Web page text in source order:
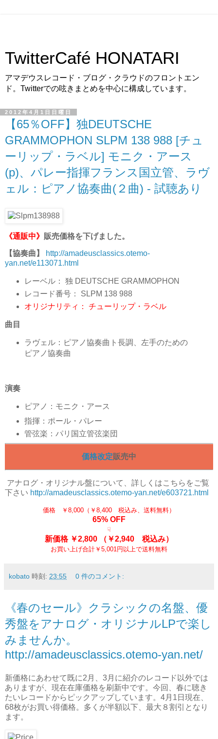
TwitterCafé HONATARI
アマデウスレコード・ブログ・クラウドのフロントエン
ド。Twitterでの呟きまとめを中心に構成しています。
2012年4月1日日曜日
【65％OFF】独DEUTSCHE
GRAMMOPHON SLPM 138 988 [チュ
ーリップ・ラベル] モニク・アース
(p)、パレー指揮フランス国立管、ラヴ
ェル：ピアノ協奏曲(２曲) - 試聴あり
《通販中》 販売価格を下げました。
【協奏曲】
http://amadeusclassics.otemo-
yan.net/e113071.html
レーベル： 独 DEUTSCHE GRAMMOPHON
レコード番号： SLPM 138 988
オリジナリティ： チューリップ・ラベル
曲目
ラヴェル：ピアノ協奏曲ト長調、左手のための
ピアノ協奏曲
演奏
ピアノ：モニク・アース
指揮：ポール・パレー
管弦楽：パリ国立管弦楽団
価格改定販売中
アナログ ・オリジナル盤について、詳しくはこちらをご覧
下さい http://amadeusclassics.otemo-yan.net/e603721.html
価格 ￥8,000（￥8,400 税込み、送料無料）
65% OFF
☟
新価格 ￥2,800 （￥2,940 税込み）
お買い上げ合計￥5,001円以上で送料無料
kobato 時刻: 23:55 0 件のコメント:
《春のセール》クラシックの名盤、優
秀盤をアナログ・オリジナルLPで楽し
みませんか。
http://amadeusclassics.otemo-yan.net/
新価格にあわせて既に2月、3月に紹介のレコード以外では
ありますが、現在在庫価格を刷新中です。今回、春に聴き
たいレコードからピックアップしています。4月1日現在、
68枚がお買い得価格。多くが半額以下、最大８割引となり
ます。